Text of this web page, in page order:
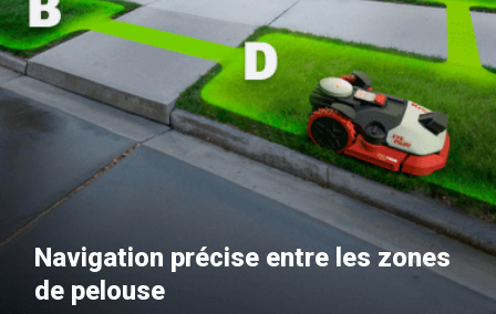
Navigation précise entre les zones
de pelouse